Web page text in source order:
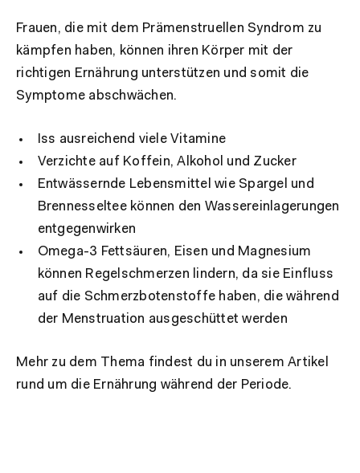
Frauen, die mit dem Prämenstruellen Syndrom zu
kämpfen haben, können ihren Körper mit der
richtigen Ernährung unterstützen und somit die
Symptome abschwächen.
Iss ausreichend viele Vitamine
Verzichte auf Koffein, Alkohol und Zucker
Entwässernde Lebensmittel wie Spargel und
Brennesseltee können den Wassereinlagerungen
entgegenwirken
Omega-3 Fettsäuren, Eisen und Magnesium
können Regelschmerzen lindern, da sie Einfluss
auf die Schmerzbotenstoffe haben, die während
der Menstruation ausgeschüttet werden
Mehr zu dem Thema findest du in unserem Artikel
rund um die Ernährung während der Periode.